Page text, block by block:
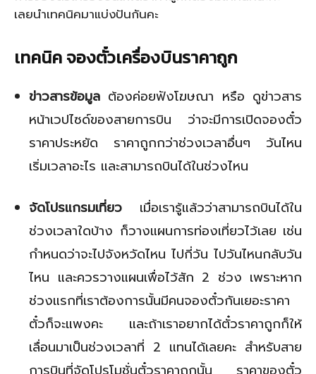
เลยนำเทคนิคมาแบ่งปันกันคะ
เทคนิค จองตั๋วเครื่องบินราคาถูก
ข่าวสารข้อมูล ต้องค่อยฟังโฆษณา หรือ ดูข่าวสาร
หน้าเวปไซด์ของสายการบิน ว่าจะมีการเปิดจองตั๋ว
ราคาประหยัด ราคาถูกกว่าช่วงเวลาอื่นๆ วันไหน
เริ่มเวลาอะไร และสามารถบินได้ในช่วงไหน
จัดโปรแกรมเที่ยว เมื่อเรารู้แล้วว่าสามารถบินได้ใน
ช่วงเวลาใดบ้าง ก็วางแผนการท่องเที่ยวไว้เลย เช่น
กำหนดว่าจะไปจังหวัดไหน ไปกี่วัน ไปวันไหนกลับวัน
ไหน และควรวางแผนเพื่อไว้สัก 2 ช่วง เพราะหาก
ช่วงแรกที่เราต้องการนั้นมีคนจองตั๋วกันเยอะราคา
ตั๋วก็จะแพงคะ และถ้าเราอยากได้ตั๋วราคาถูกก็ให้
เลื่อนมาเป็นช่วงเวลาที่ 2 แทนได้เลยคะ สำหรับสาย